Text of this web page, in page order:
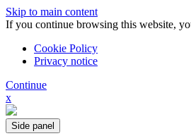
Skip to main content
If you continue browsing this website,
Cookie Policy
Privacy notice
Continue
x
Side panel